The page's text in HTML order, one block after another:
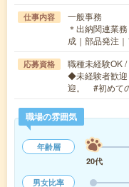
仕事内容
一般事務
＊出納関連業
成｜部品発注
応募資格
職種未経験OK
◆未経験者歓迎
迎。 #初めて
職場の雰囲気
年齢層
20代
男女比率